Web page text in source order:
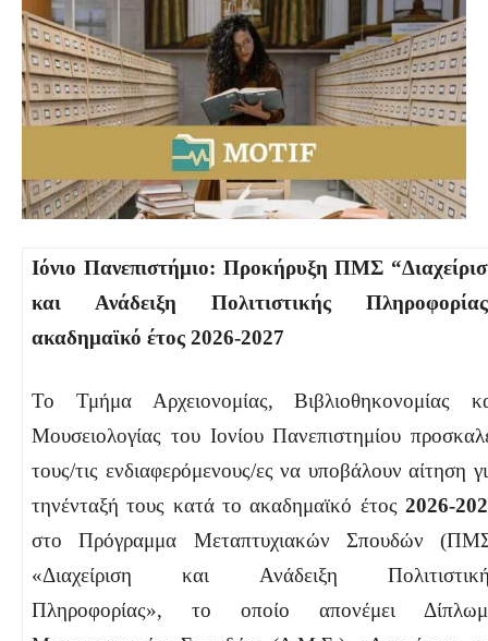
Ιόνιο Πανεπιστήμιο: Προκήρυξη ΠΜΣ
και Ανάδειξη Πολιτιστικής
ακαδημαϊκό έτος 2026-2027
Το Τμήμα Αρχειονομίας, Βιβλιοθηκονομίας
Μουσειολογίας του Ιονίου Πανεπιστημίου
τους/τις ενδιαφερόμενους/ες να υποβάλουν αίτηση
τηνένταξή τους κατά το ακαδημαϊκό έτος 2026-
στο Πρόγραμμα Μεταπτυχιακών Σπουδών
«Διαχείριση και Ανάδειξη
Πληροφορίας», το οποίο απονέμει